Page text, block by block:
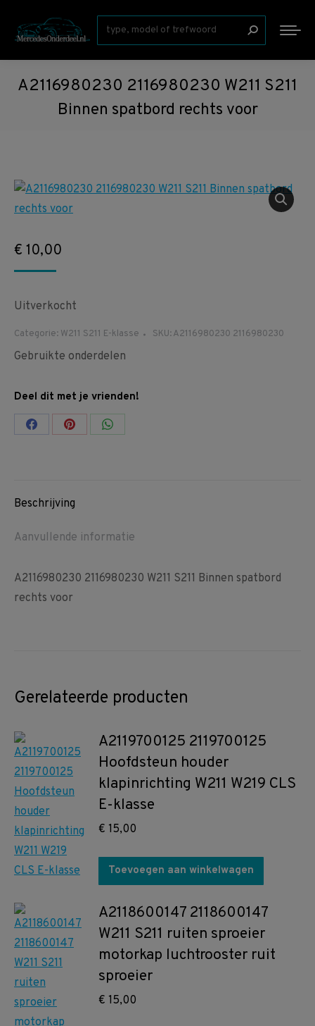
Zoeken:
A2116980230 2116980230 W211 S211
Binnen spatbord rechts voor
€ 10,00
Uitverkocht
Categorie: W211 S211 E-klasse SKU:A2116980230 2116980230
Gebruikte onderdelen
Deel dit met je vrienden!
Share Share Share
Beschrijving
Aanvullende informatie
A2116980230 2116980230 W211 S211 Binnen spatbord
rechts voor
Gerelateerde producten
A2119700125 2119700125
Hoofdsteun houder
klapinrichting W211 W219 CLS
E-klasse
€ 15,00
Toevoegen aan winkelwagen
A2118600147 2118600147
W211 S211 ruiten sproeier
motorkap luchtrooster ruit
sproeier
€ 15,00